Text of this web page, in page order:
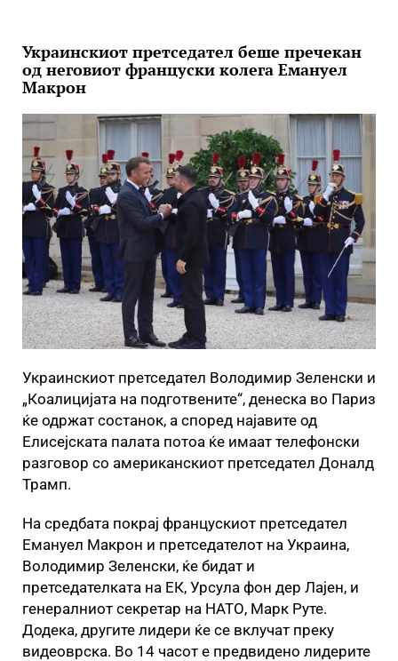
Украинскиот претседател беше пречекан
од неговиот француски колега Емануел
Макрон
Украинскиот претседател Володимир Зеленски и
„Коалицијата на подготвените“, денеска во Париз
ќе одржат состанок, а според најавите од
Елисејската палата потоа ќе имаат телефонски
разговор со американскиот претседател Доналд
Трамп.
На средбата покрај францускиот претседател
Емануел Макрон и претседателот на Украина,
Володимир Зеленски, ќе бидат и
претседателката на ЕК, Урсула фон дер Лајен, и
генералниот секретар на НАТО, Марк Руте.
Додека, другите лидери ќе се вклучат преку
видеоврска. Во 14 часот е предвидено лидерите